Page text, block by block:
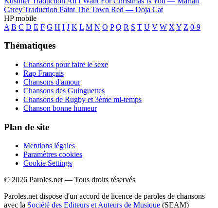
Carey Traduction Paint The Town Red — Doja Cat
HP mobile
A B C D E F G H I J K L M N O P Q R S T U V W X Y Z 0-9
Thématiques
Chansons pour faire le sexe
Rap Français
Chansons d'amour
Chansons des Guinguettes
Chansons de Rugby et 3ème mi-temps
Chanson bonne humeur
Plan de site
Mentions légales
Paramètres cookies
Cookie Settings
© 2026 Paroles.net — Tous droits réservés
Paroles.net dispose d'un accord de licence de paroles de chansons
avec la Société des Editeurs et Auteurs de Musique (SEAM)